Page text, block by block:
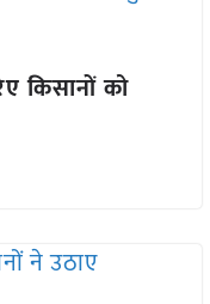
किसानों को